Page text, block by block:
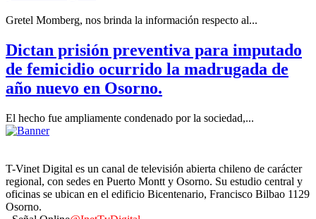
Gretel Momberg, nos brinda la información respecto al...
Dictan prisión preventiva para imputado
de femicidio ocurrido la madrugada de
año nuevo en Osorno.
El hecho fue ampliamente condenado por la sociedad,...
T-Vinet Digital es un canal de televisión abierta chileno de carácter
regional, con sedes en Puerto Montt y Osorno. Su estudio central y
oficinas se ubican en el edificio Bicentenario, Francisco Bilbao 1129
Osorno.